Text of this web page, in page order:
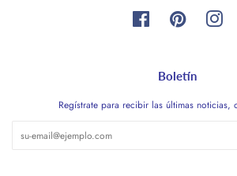
FacebookPinterest
Boletín
Regístrate para recibir las últimas noticias,